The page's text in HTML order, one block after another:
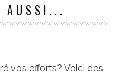
AUSSI...
vos efforts? Voici des